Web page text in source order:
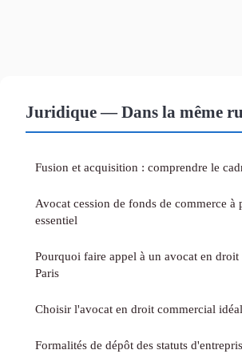
Juridique — Dans la même
Fusion et acquisition : comprendre le
Avocat cession de fonds de commerce à
essentiel
Pourquoi faire appel à un avocat en
Paris
Choisir l'avocat en droit commercial
Formalités de dépôt des statuts